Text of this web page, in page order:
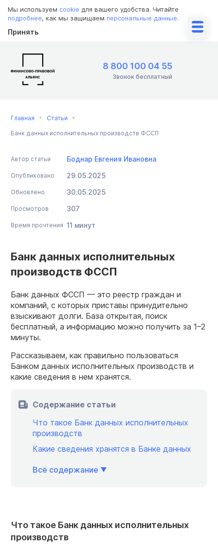
Мы используем cookie для вашего удобства. Читайте
подробнее, как мы защищаем персональные данные.
Принять
8 800 100 04 55
Звонок бесплатный
Главная Статьи
Банк данных исполнительных производств ФССП
Автор статьи Боднар Евгения Ивановна
Опубликовано 29.05.2025
Обновлено 30.05.2025
Просмотров 307
Время прочтения 11 минут
Банк данных исполнительных
производств ФССП
Банк данных ФССП — это реестр граждан и
компаний, с которых приставы принудительно
взыскивают долги. База открытая, поиск
бесплатный, а информацию можно получить за 1⁠–⁠2
минуты.
Рассказываем, как правильно пользоваться
Банком данных исполнительных производств и
какие сведения в нем хранятся.
Содержание статьи
Что такое Банк данных исполнительных
производств
Какие сведения хранятся в Банке данных
Всё содержание
Что такое Банк данных исполнительных
производств